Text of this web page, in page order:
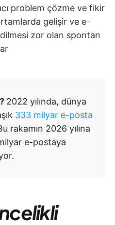
problem çözme ve fikir
gelişir ve e-
zor olan spontan
2022 yılında, dünya
333 milyar e-posta
rakamın 2026 yılına
e-postaya